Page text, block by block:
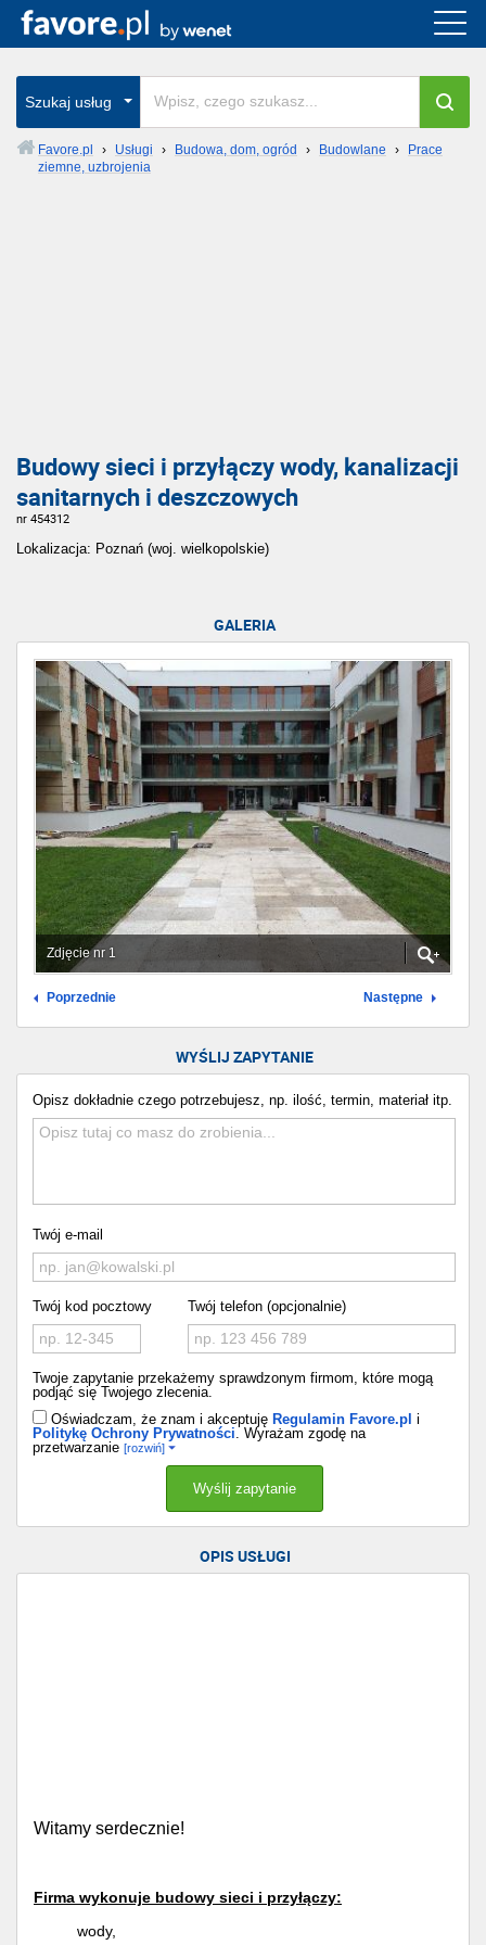
Szukaj usług
Favore.pl › Usługi › Budowa, dom, ogród › Budowlane ›
Prace
ziemne, uzbrojenia
Budowy sieci i przyłączy wody, kanalizacji
sanitarnych i deszczowych
nr 454312
Lokalizacja: Poznań (woj. wielkopolskie)
GALERIA
Zdjęcie nr 1
Poprzednie Następne
WYŚLIJ ZAPYTANIE
Opisz dokładnie czego potrzebujesz, np. ilość, termin, materiał itp.
Twój e-mail
Twój kod pocztowy Twój telefon (opcjonalnie)
Twoje zapytanie przekażemy sprawdzonym firmom, które mogą
podjąć się Twojego zlecenia.
Oświadczam, że znam i akceptuję Regulamin Favore.pl i
Politykę Ochrony Prywatności . Wyrażam zgodę na
przetwarzanie [rozwiń]
OPIS USŁUGI
Witamy serdecznie!
Firma wykonuje budowy sieci i przyłączy:
wody,